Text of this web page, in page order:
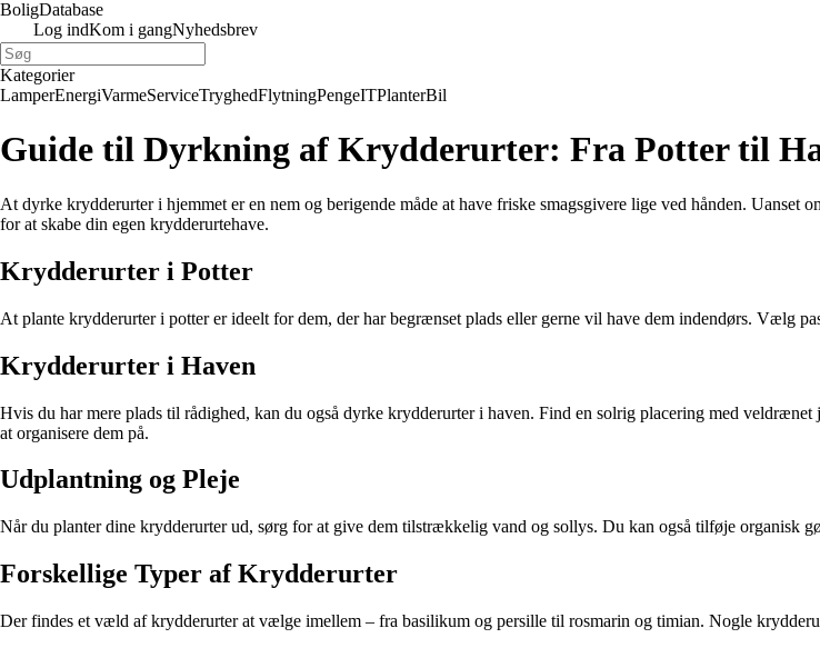
BoligDatabase
Log indKom i gangNyhedsbrev
Kategorier
LamperEnergiVarmeServiceTryghedFlytningPengeITPlanterBil
Guide til Dyrkning af Krydderurter: Fra Potter til
At dyrke krydderurter i hjemmet er en nem og berigende måde at have friske smagsgivere lige ved hånden. Uanset
for at skabe din egen krydderurtehave.
Krydderurter i Potter
At plante krydderurter i potter er ideelt for dem, der har begrænset plads eller gerne vil have dem indendørs. Vælg
Krydderurter i Haven
Hvis du har mere plads til rådighed, kan du også dyrke krydderurter i haven. Find en solrig placering med
at organisere dem på.
Udplantning og Pleje
Når du planter dine krydderurter ud, sørg for at give dem tilstrækkelig vand og sollys. Du kan også tilføje organisk
Forskellige Typer af Krydderurter
Der findes et væld af krydderurter at vælge imellem – fra basilikum og persille til rosmarin og timian. Nogle